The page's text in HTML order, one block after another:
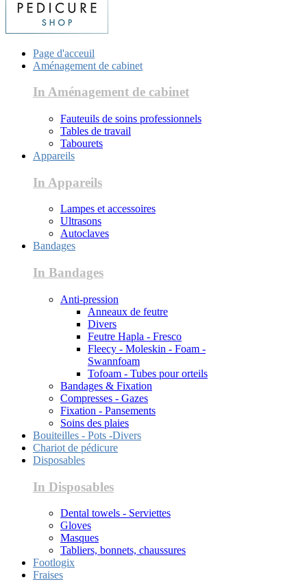
Page d'acceuil
Aménagement de cabinet
In Aménagement de cabinet
Fauteuils de soins professionnels
Tables de travail
Tabourets
Appareils
In Appareils
Lampes et accessoires
Ultrasons
Autoclaves
Bandages
In Bandages
Anti-pression
Anneaux de feutre
Divers
Feutre Hapla - Fresco
Fleecy - Moleskin - Foam -
Swannfoam
Tofoam - Tubes pour orteils
Bandages & Fixation
Compresses - Gazes
Fixation - Pansements
Soins des plaies
Bouiteilles - Pots -Divers
Chariot de pédicure
Disposables
In Disposables
Dental towels - Serviettes
Gloves
Masques
Tabliers, bonnets, chaussures
Footlogix
Fraises